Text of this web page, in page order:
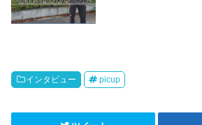
インタビュー picup